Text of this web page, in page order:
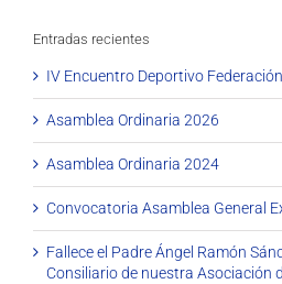
Entradas recientes
IV Encuentro Deportivo
Asamblea Ordinaria 2026
Asamblea Ordinaria 2024
Convocatoria Asamblea General
Fallece el Padre Ángel Ramón
Consiliario de nuestra Asociación